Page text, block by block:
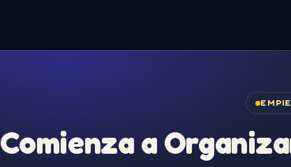
Comienza a